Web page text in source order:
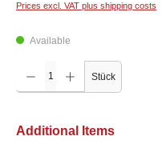
Prices excl. VAT plus shipping costs
Available
Product Quantity: Enter the desired
Stück
Additional Items